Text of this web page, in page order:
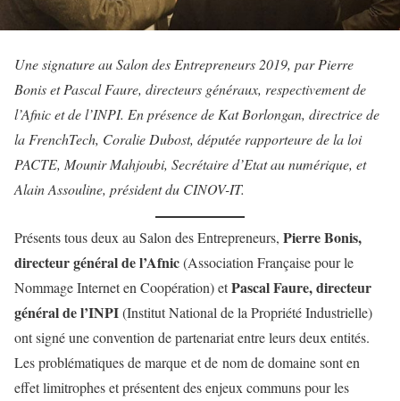
Une signature au Salon des Entrepreneurs 2019, par Pierre
Bonis et Pascal Faure, directeurs généraux, respectivement de
l’Afnic et de l’INPI. En présence de Kat Borlongan, directrice de
la FrenchTech, Coralie Dubost, députée rapporteure de la loi
PACTE, Mounir Mahjoubi, Secrétaire d’Etat au numérique, et
Alain Assouline, président du CINOV-IT.
Présents tous deux au Salon des Entrepreneurs, Pierre Bonis,
directeur général de l’Afnic(Association Française pour le
Nommage Internet en Coopération) etPascal Faure, directeur
général de l’INPI(Institut National de la Propriété Industrielle)
ont signé une convention de partenariat entre leurs deux entités.
Les problématiques de marque et de nom de domaine sont en
effet limitrophes et présentent des enjeux communs pour les